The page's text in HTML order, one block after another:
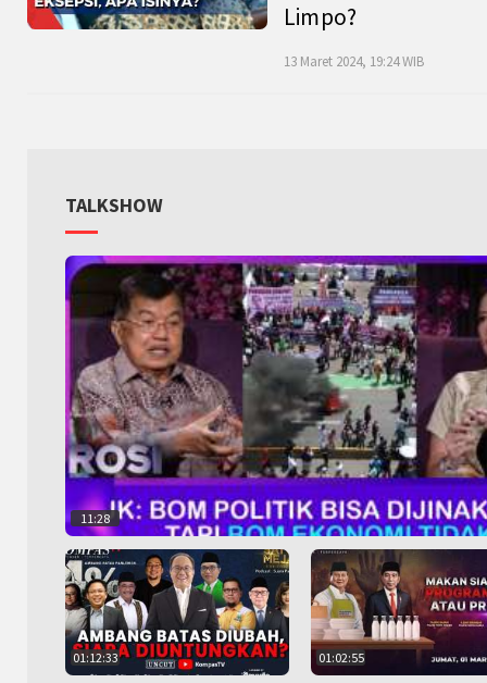
Limpo?
13 Maret 2024, 19:24 WIB
TALKSHOW
11:28
01:12:33 01:02:55